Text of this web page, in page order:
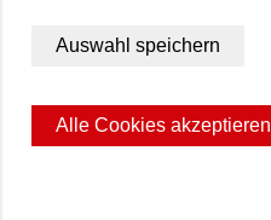
Auswahl speichern
Alle Cookies akzeptieren